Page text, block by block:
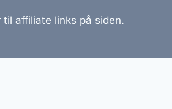
til affiliate links på siden.